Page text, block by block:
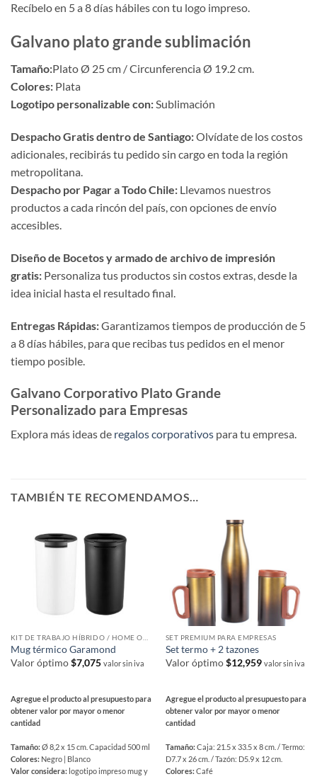
Recíbelo en 5 a 8 días hábiles con tu logo impreso.
Galvano plato grande sublimación
Tamaño:Plato Ø 25 cm / Circunferencia Ø 19.2 cm.
Colores: Plata
Logotipo personalizable con:Sublimación
Despacho Gratis dentro de Santiago:Olvídate de los costos
adicionales, recibirás tu pedido sin cargo en toda la región
metropolitana.
Despacho por Pagar a Todo Chile: Llevamos nuestros
productos a cada rincón del país, con opciones de envío
accesibles.
Diseño de Bocetos y armado de archivo de impresión
gratis: Personaliza tus productos sin costos extras, desde la
idea inicial hasta el resultado final.
Entregas Rápidas:Garantizamos tiempos de producción de 5
a 8 días hábiles, para que recibas tus pedidos en el menor
tiempo posible.
Galvano Corporativo Plato Grande
Personalizado para Empresas
Explora más ideas de regalos corporativos para tu empresa.
TAMBIÉN TE RECOMENDAMOS…
Mug térmico Garamond
Valor óptimo$7,075 valor sin iva
Agregue el producto al presupuesto para
obtener valor por mayor o menor
cantidad
Tamaño:Ø 8,2 x 15 cm. Capacidad 500 ml
Colores: Negro | Blanco
Valor considera: logotipo impreso mug y
SET PREMIUM PARA EMPRESAS
Set termo + 2 tazones
Valor óptimo$12,959 valor sin iva
Agregue el producto al presupuesto para
obtener valor por mayor o menor
cantidad
Tamaño:Caja: 21.5 x 33.5 x 8 cm. / Termo:
D7.7 x 26 cm. / Tazón: D5.9 x 12 cm.
Colores:Café